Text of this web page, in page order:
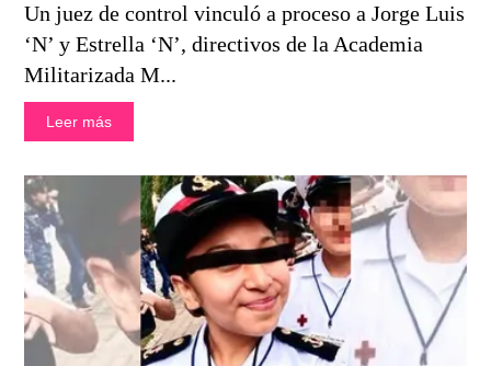
Un juez de control vinculó a proceso a Jorge Luis
‘N’ y Estrella ‘N’, directivos de la Academia
Militarizada M...
Leer más